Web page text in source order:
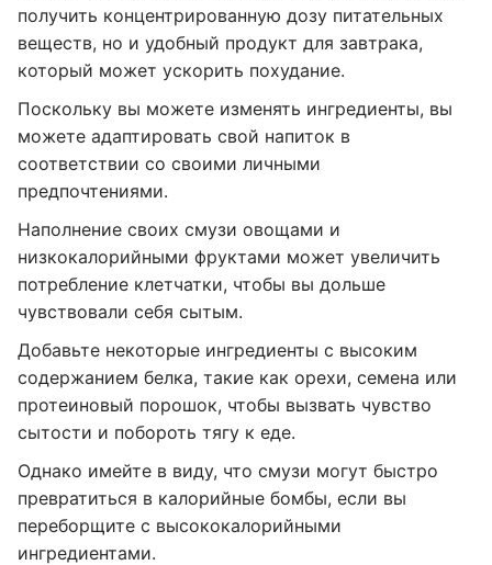
получить концентрированную дозу питательных
веществ, но и удобный продукт для завтрака,
который может ускорить похудание.
Поскольку вы можете изменять ингредиенты, вы
можете адаптировать свой напиток в
соответствии со своими личными
предпочтениями.
Наполнение своих смузи овощами и
низкокалорийными фруктами может увеличить
потребление клетчатки, чтобы вы дольше
чувствовали себя сытым.
Добавьте некоторые ингредиенты с высоким
содержанием белка, такие как орехи, семена или
протеиновый порошок, чтобы вызвать чувство
сытости и побороть тягу к еде.
Однако имейте в виду, что смузи могут быстро
превратиться в калорийные бомбы, если вы
переборщите с высококалорийными
ингредиентами.